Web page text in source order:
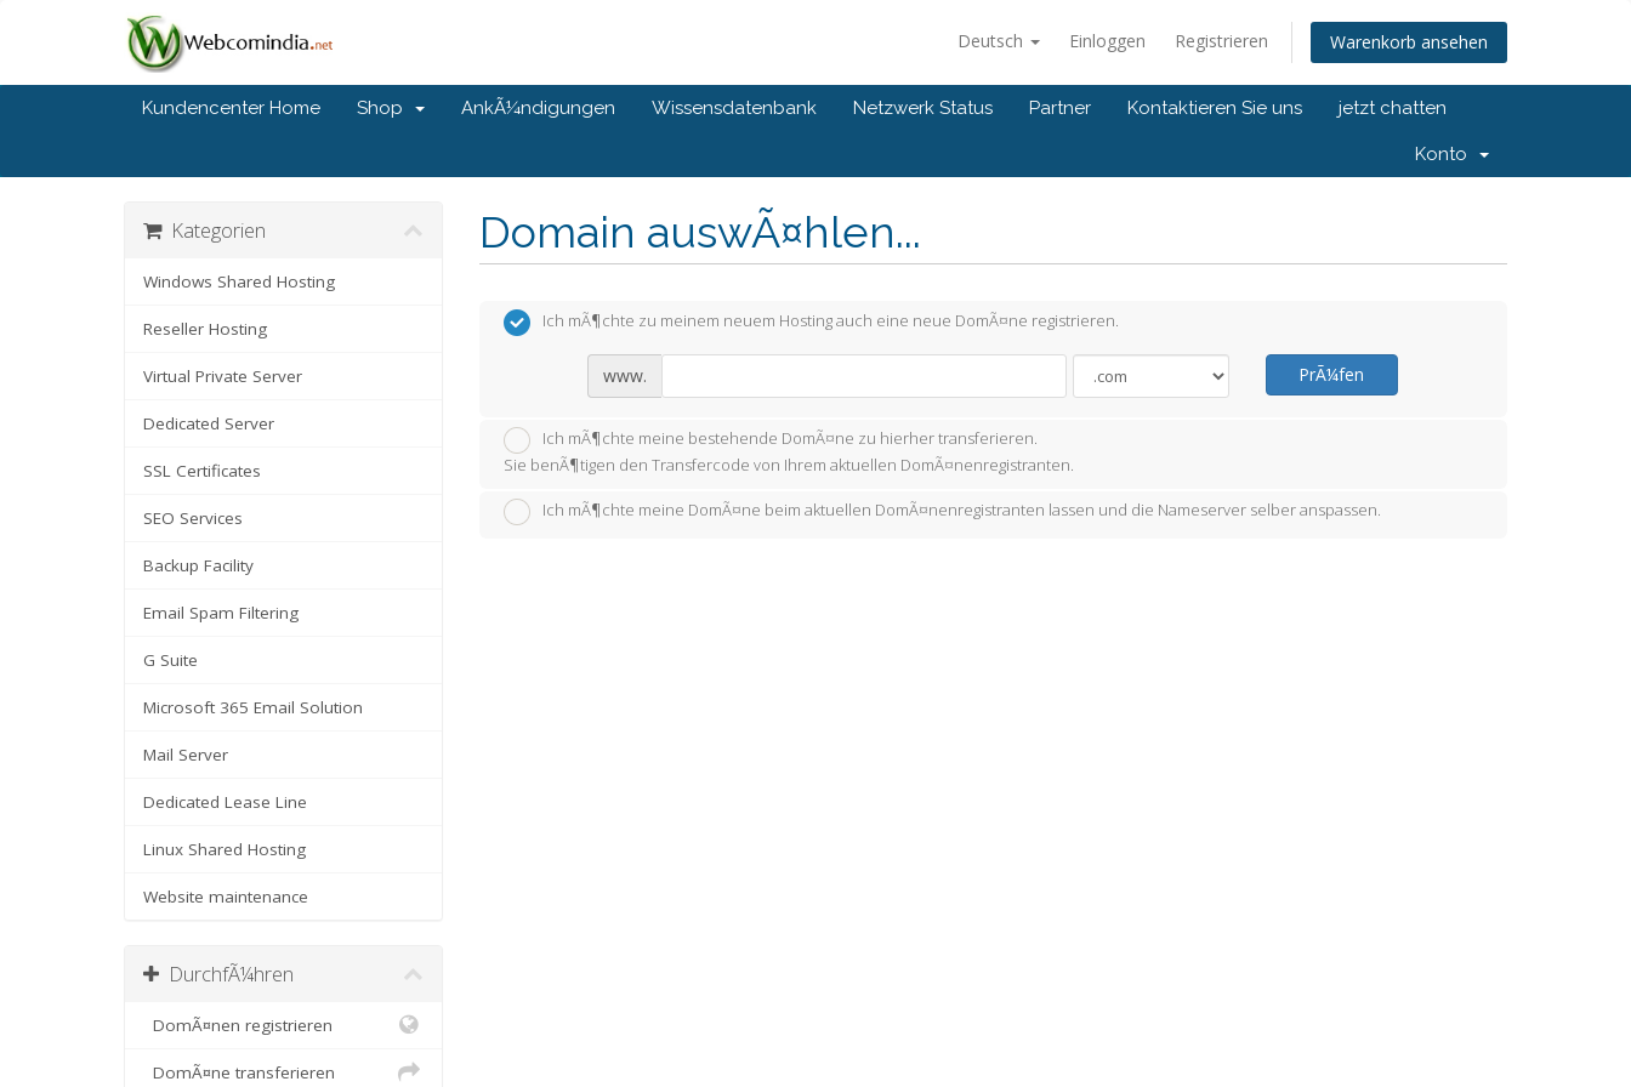
Deutsch Einloggen Registrieren Warenkorb ansehen
Kundencenter Home Shop AnkÃ¼ndigungen Wissensdatenbank Netzwerk Status Partner Kontaktieren Sie uns jetzt chatten
Konto
Domain auswÃ¤hlen...
Kategorien
Windows Shared Hosting
Reseller Hosting
Virtual Private Server
Dedicated Server
SSL Certificates
SEO Services
Backup Facility
Email Spam Filtering
G Suite
Microsoft 365 Email Solution
Mail Server
Dedicated Lease Line
Linux Shared Hosting
Website maintenance
DurchfÃ¼hren
DomÃ¤nen registrieren
DomÃ¤ne transferieren
Ich mÃ¶chte zu meinem neuem Hosting auch eine neue DomÃ¤ne registrieren.
www. PrÃ¼fen
Ich mÃ¶chte meine bestehende DomÃ¤ne zu hierher transferieren.
Sie benÃ¶tigen den Transfercode von Ihrem aktuellen DomÃ¤nenregistranten.
Ich mÃ¶chte meine DomÃ¤ne beim aktuellen DomÃ¤nenregistranten lassen und die Nameserver selber anspassen.